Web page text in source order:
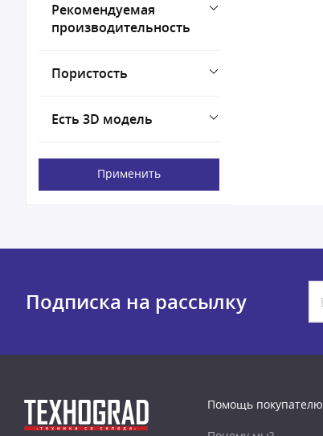
Рекомендуемая
производительность
Пористость
Есть 3D модель
Применить
Подписка на рассылку
Помощь покупателю